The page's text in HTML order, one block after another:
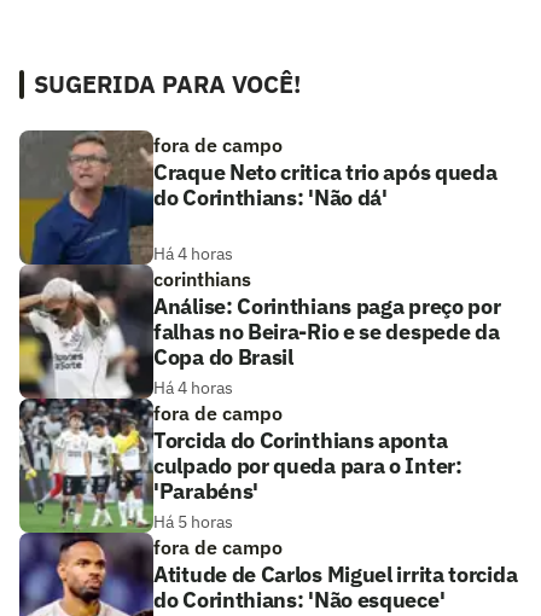
SUGERIDA PARA VOCÊ!
fora de campo
Craque Neto critica trio após queda
do Corinthians: 'Não dá'
Há 4 horas
corinthians
Análise: Corinthians paga preço por
falhas no Beira-Rio e se despede da
Copa do Brasil
Há 4 horas
fora de campo
Torcida do Corinthians aponta
culpado por queda para o Inter:
'Parabéns'
Há 5 horas
fora de campo
Atitude de Carlos Miguel irrita torcida
do Corinthians: 'Não esquece'